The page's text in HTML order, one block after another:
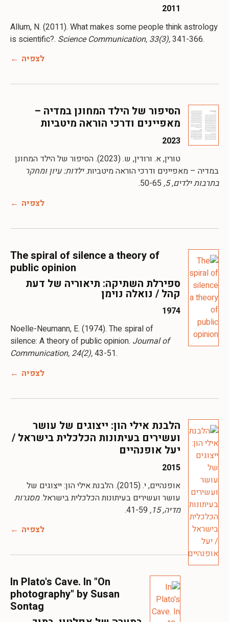
2011
Allum, N. (2011). What makes some people think astrology
is scientific?. Science Communication, 33(3),341-366.
לצפיה
הסיפור של הילד המחונן במדיה –
מאפיינים ודרכי הוראה מיטביות
2023
טורין, א. ורודין, ש. (2023). הסיפור של הילד המחונן
במדיה – מאפיינים ודרכי הוראה מיטביות.ילדות: עיון ומחקר
בתרבות ילדים, 5,
לצפיה
The spiral of silence a theory of
public opinion
ספירלת השתיקה: תיאוריה של דעת
קהל / נואלה נוימן
1974
Noelle-Neumann, E. (1974). The spiral of
silence: A theory of public opinion. Journal of
Communication, 24(2),
לצפיה
הלבנת אילי הון: ייצוגים של עושר
ועשירים בעיתונות הכלכלית בישראל /
יעל אופנהיים
2015
אופנהיים, י. (2015). הלבנת אילי הון: ייצוגים של
עושר ועשירים בעיתונות הכלכלית בישראל.מסגרות
מדיה, 15,
לצפיה
In Plato's Cave. In "On
photography" by Susan
Sontag